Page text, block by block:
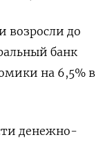
возросли до
банк
на 6,5% в
денежно-